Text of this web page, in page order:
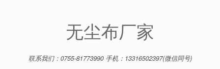
无尘布厂家
联系我们：0755-81773990 手机：13316502397(微信同号)